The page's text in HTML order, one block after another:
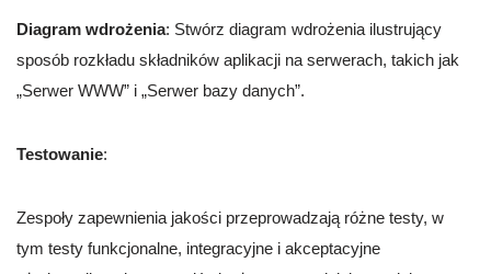
Diagram wdrożenia: Stwórz diagram wdrożenia ilustrujący
sposób rozkładu składników aplikacji na serwerach, takich jak
„Serwer WWW” i „Serwer bazy danych”.
Testowanie:
Zespoły zapewnienia jakości przeprowadzają różne testy, w
tym testy funkcjonalne, integracyjne i akceptacyjne